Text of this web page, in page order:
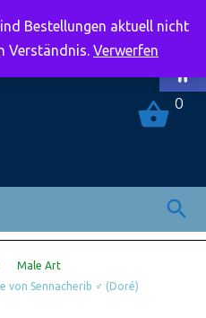
0
Male Art
von Sennacherib ♂ (Doré)
Bestellungen aktuell nicht
Verständnis. Verwerfen